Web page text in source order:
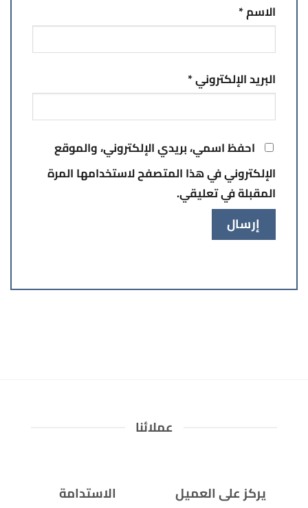
الاسم*
البريد الإلكتروني*
احفظ اسمي، بريدي الإلكتروني، والموقع
الإلكتروني في هذا المتصفح لاستخدامها المرة
المقبلة في تعليقي.
عملائنا
يركز على العميل
الاستدامة